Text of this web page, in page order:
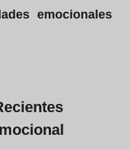
emocionales